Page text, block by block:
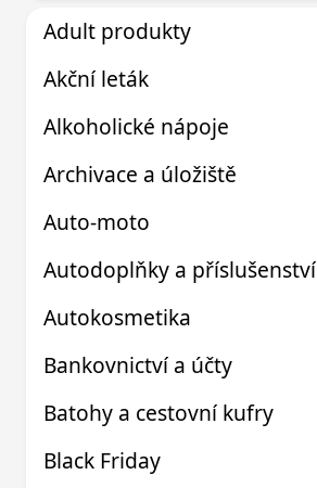
Adult produkty
Akční leták
Alkoholické nápoje
Archivace a úložiště
Auto-moto
Autodoplňky a příslušenství
Autokosmetika
Bankovnictví a účty
Batohy a cestovní kufry
Black Friday